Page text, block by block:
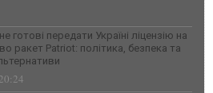
готові передати Україні ліцензію на
ракет Patriot: політика, безпека та